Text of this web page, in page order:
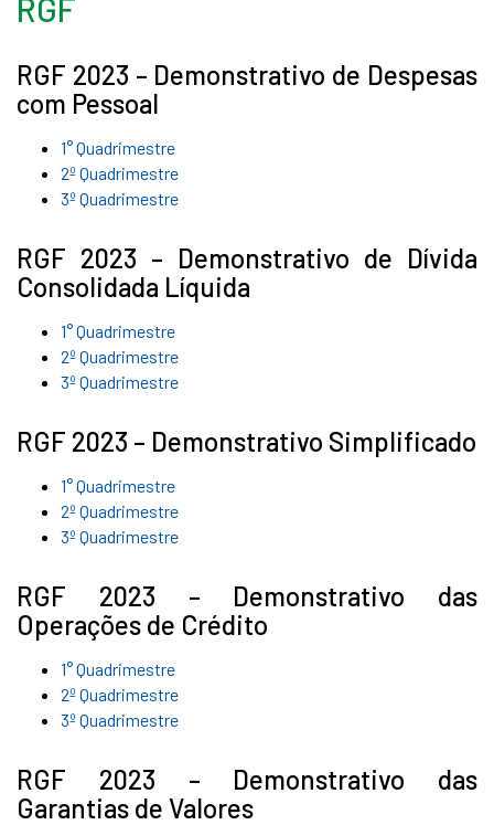
RGF
RGF 2023 – Demonstrativo de Despesas
com Pessoal
1° Quadrimestre
2º Quadrimestre
3º Quadrimestre
RGF 2023 – Demonstrativo de Dívida
Consolidada Líquida
1° Quadrimestre
2º Quadrimestre
3º Quadrimestre
RGF 2023 – Demonstrativo Simplificado
1° Quadrimestre
2º Quadrimestre
3º Quadrimestre
RGF 2023 – Demonstrativo das
Operações de Crédito
1° Quadrimestre
2º Quadrimestre
3º Quadrimestre
RGF 2023 – Demonstrativo das
Garantias de Valores